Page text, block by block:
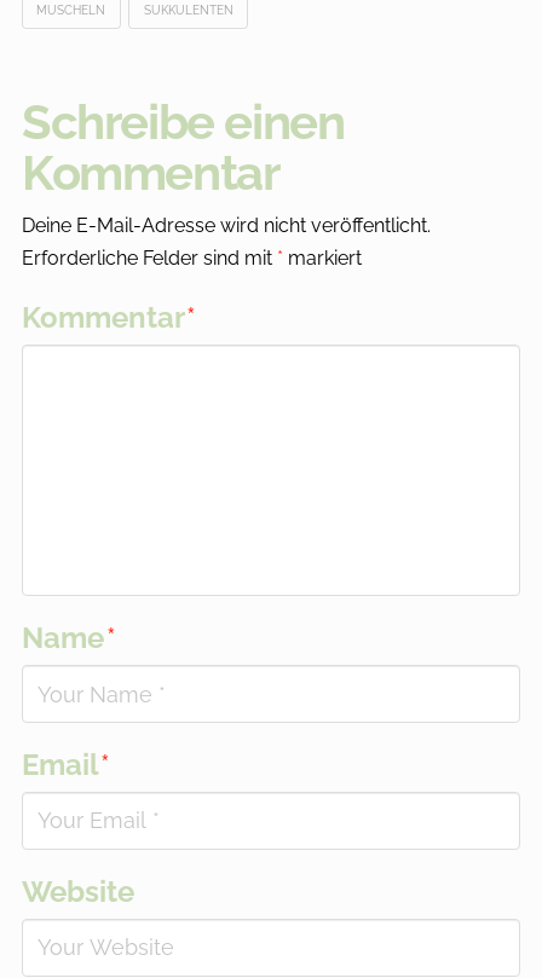
MUSCHELN SUKKULENTEN
Schreibe einen
Kommentar
Deine E-Mail-Adresse wird nicht veröffentlicht.
Erforderliche Felder sind mit * markiert
Kommentar*
Name*
Email*
Website